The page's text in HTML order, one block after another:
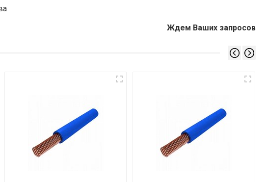
Ждем Ваших запросов